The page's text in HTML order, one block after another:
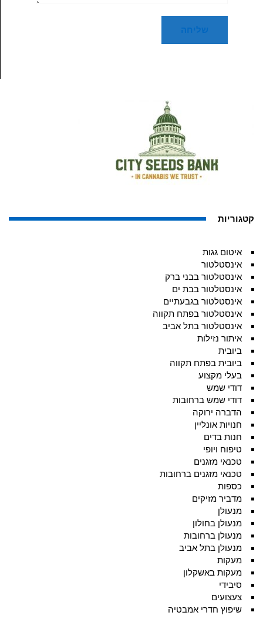
קטגוריות
איטום גגות
אינסטלטור
אינסטלטור בבני ברק
אינסטלטור בבת ים
אינסטלטור בגבעתיים
אינסטלטור בפתח תקווה
אינסטלטור בתל אביב
איתור נזילות
ביובית
ביובית בפתח תקווה
בעלי מקצוע
דודי שמש
דודי שמש ברחובות
הדברה ירוקה
חנויות אונליין
חנות בדים
טיפוח ויופי
טכנאי מזגנים
טכנאי מזגנים ברחובות
כספות
מדביר מזיקים
מנעולן
מנעולן בחולון
מנעולן ברחובות
מנעולן בתל אביב
מעקות
מעקות באשקלון
סיבידי
צעצועים
שיפוץ חדרי אמבטיה